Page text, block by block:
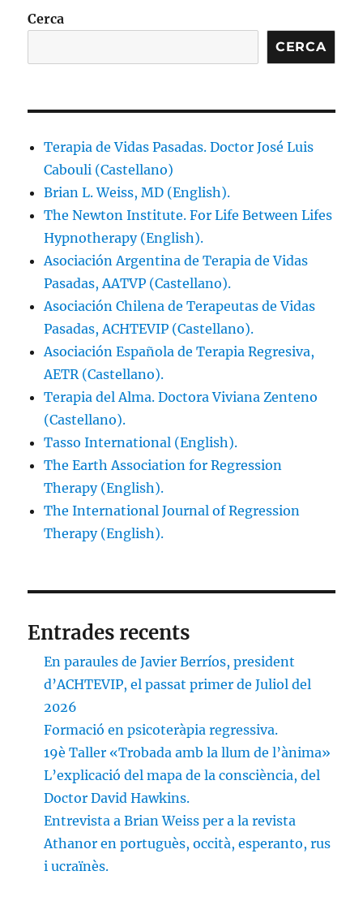
Cerca
CERCA
Terapia de Vidas Pasadas. Doctor José Luis
Cabouli (Castellano)
Brian L. Weiss, MD (English).
The Newton Institute. For Life Between Lifes
Hypnotherapy (English).
Asociación Argentina de Terapia de Vidas
Pasadas, AATVP (Castellano).
Asociación Chilena de Terapeutas de Vidas
Pasadas, ACHTEVIP (Castellano).
Asociación Española de Terapia Regresiva,
AETR (Castellano).
Terapia del Alma. Doctora Viviana Zenteno
(Castellano).
Tasso International (English).
The Earth Association for Regression
Therapy (English).
The International Journal of Regression
Therapy (English).
Entrades recents
En paraules de Javier Berríos, president
d’ACHTEVIP, el passat primer de Juliol del
2026
Formació en psicoteràpia regressiva.
19è Taller «Trobada amb la llum de l’ànima»
L’explicació del mapa de la consciència, del
Doctor David Hawkins.
Entrevista a Brian Weiss per a la revista
Athanor en portuguès, occità, esperanto, rus
i ucraïnès.